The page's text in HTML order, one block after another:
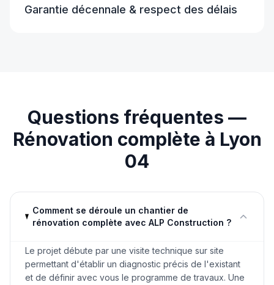
Garantie décennale & respect des délais
Questions fréquentes —
Rénovation complète à Lyon
04
Comment se déroule un chantier de
rénovation complète avec ALP Construction ?
Le projet débute par une visite technique sur site
permettant d'établir un diagnostic précis de l'existant
et de définir avec vous le programme de travaux. Une